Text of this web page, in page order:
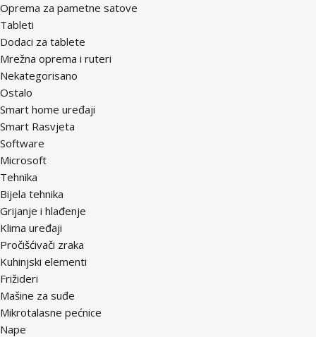
Oprema za pametne satove
Tableti
Dodaci za tablete
Mrežna oprema i ruteri
Nekategorisano
Ostalo
Smart home uređaji
Smart Rasvjeta
Software
Microsoft
Tehnika
Bijela tehnika
Grijanje i hlađenje
Klima uređaji
Pročišćivači zraka
Kuhinjski elementi
Frižideri
Mašine za suđe
Mikrotalasne pećnice
Nape